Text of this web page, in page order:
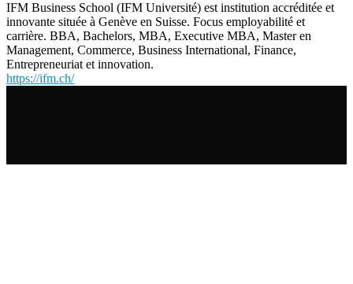
IFM Business School (IFM Université) est institution accréditée et
innovante située à Genève en Suisse. Focus employabilité et
carrière. BBA, Bachelors, MBA, Executive MBA, Master en
Management, Commerce, Business International, Finance,
Entrepreneuriat et innovation.
https://ifm.ch/